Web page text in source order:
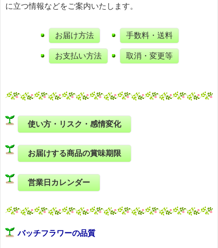
に立つ情報などをご案内いたします。
お届け方法
お支払い方法
手数料・送料
取消・変更等
使い方・リスク・感情変化
お届けする商品の賞味期限
営業日カレンダー
バッチフラワーの品質